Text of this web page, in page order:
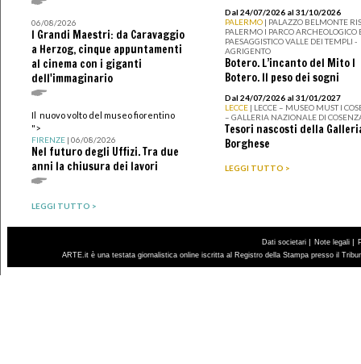
06/08/2026
I Grandi Maestri: da Caravaggio
a Herzog, cinque appuntamenti
al cinema con i giganti
dell'immaginario
Il nuovo volto del museo fiorentino
">
FIRENZE| 06/08/2026
Nel futuro degli Uffizi. Tra due
anni la chiusura dei lavori
LEGGI TUTTO >
Dal 24/07/2026 al 31/10/2026
PALERMO | PALAZZO BELMONTE
PALERMO I PARCO ARCHEOLOGICO
PAESAGGISTICO VALLE DEI TEMPLI -
AGRIGENTO
Botero. L’incanto del Mito I
Botero. Il peso dei sogni
Dal 24/07/2026 al 31/01/2027
LECCE | LECCE – MUSEO MUST I
– GALLERIA NAZIONALE DI
Tesori nascosti della
Borghese
LEGGI TUTTO >
Dati societari | Note legali |
ARTE.it è una testata giornalistica online iscritta al Registro della Stampa presso il